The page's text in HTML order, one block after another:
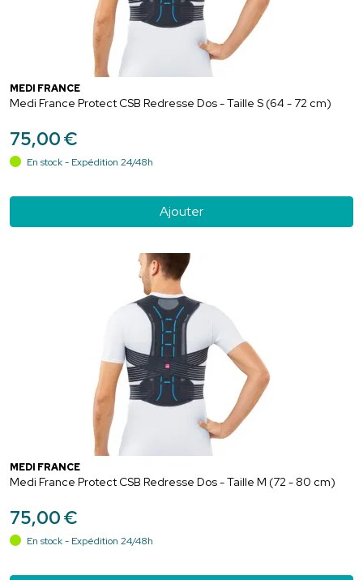
MEDI FRANCE
Medi France Protect CSB Redresse Dos - Taille S (64 - 72 cm)
75,00€
En stock - Expédition 24/48h
Ajouter
MEDI FRANCE
Medi France Protect CSB Redresse Dos - Taille M (72 - 80 cm)
75,00€
En stock - Expédition 24/48h